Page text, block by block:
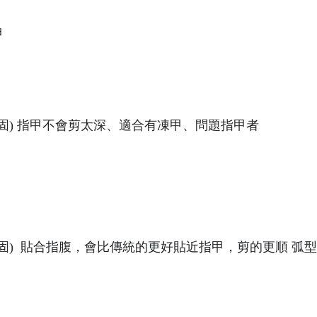
) 指甲不會剪太深、適合有凍甲、問題指甲者
) 貼合指腹，會比傳統的更好貼近指甲，剪的更順 弧型